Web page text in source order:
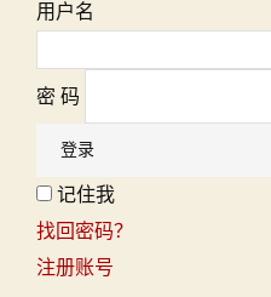
用户名
密 码
记住我
找回密码？
注册账号